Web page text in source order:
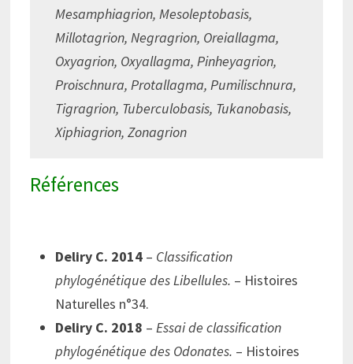
Mesamphiagrion, Mesoleptobasis,
Millotagrion, Negragrion, Oreiallagma,
Oxyagrion, Oxyallagma, Pinheyagrion,
Proischnura, Protallagma, Pumilischnura,
Tigragrion, Tuberculobasis, Tukanobasis,
Xiphiagrion, Zonagrion
Références
Deliry C. 2014 – Classification
phylogénétique des Libellules. – Histoires
Naturelles n°34.
Deliry C. 2018 – Essai de classification
phylogénétique des Odonates. – Histoires